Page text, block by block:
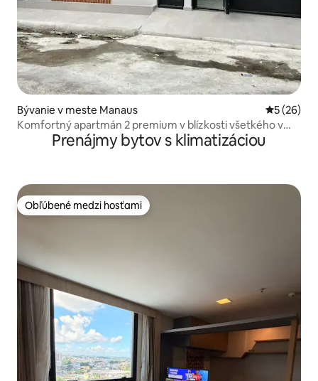
Bývanie v meste Manaus
5 (26)
Komfortný apartmán 2 premium v blízkosti všetkého v
ManausPrenájmy bytov s klimatizáciou
Obľúbené medzi hosťami
Obľúbené medzi hosťami